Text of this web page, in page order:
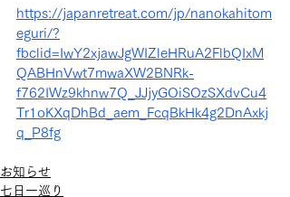
https://japanretreat.com/jp/nanokahitom
eguri/?
fbclid=IwY2xjawJgWIZleHRuA2FlbQIxM
QABHnVwt7mwaXW2BNRk-
f762IWz9khnw7Q_JJjyGOiSOzSXdvCu4
Tr1oKXqDhBd_aem_FcqBkHk4g2DnAxkj
q_P8fg
お知らせ
七日一巡り